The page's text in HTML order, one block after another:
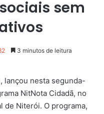
sem
3 minutos de leitura
lançou nesta segunda-
NitNota Cidadã, no
de Niterói. O programa,